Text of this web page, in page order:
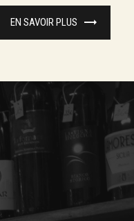
EN SAVOIR PLUS